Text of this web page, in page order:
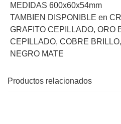
MEDIDAS 600x60x54mm
TAMBIEN DISPONIBLE en
GRAFITO CEPILLADO, ORO
CEPILLADO, COBRE
NEGRO MATE
Productos relacionados